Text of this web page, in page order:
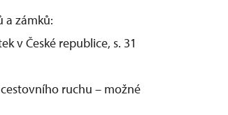
a zámků:
v České republice, s. 31
ruchu – možné